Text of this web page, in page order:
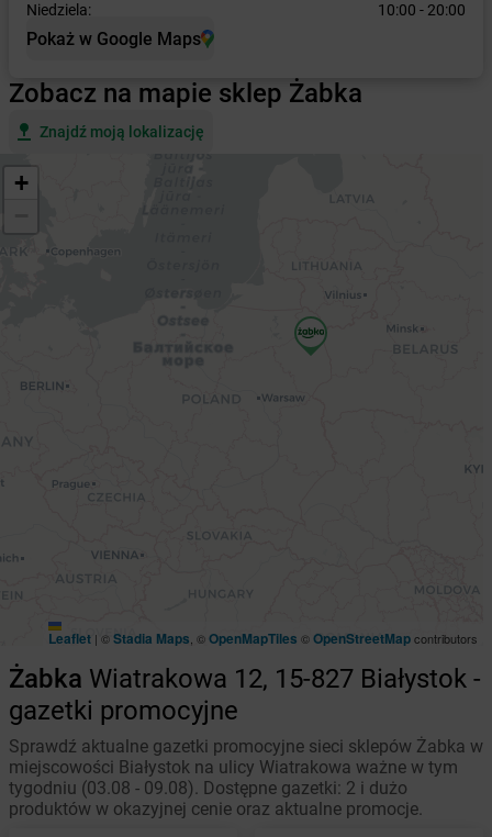
Niedziela:
10:00 - 20:00
Pokaż w Google Maps
Zobacz na mapie sklep Żabka
Znajdź moją lokalizację
+
Leaflet | ©Stadia Maps , ©OpenMapTiles ©OpenStreetMapcontributors
Żabka Wiatrakowa 12, 15-827 Białystok -
gazetki promocyjne
Sprawdź aktualne gazetki promocyjne sieci sklepów Żabka w
miejscowości Białystok na ulicy Wiatrakowa ważne w tym
tygodniu (03.08 - 09.08). Dostępne gazetki: 2 i dużo
produktów w okazyjnej cenie oraz aktualne promocje.